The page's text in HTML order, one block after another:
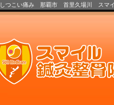
しつこい痛み 那覇市 首里久場川 スマ